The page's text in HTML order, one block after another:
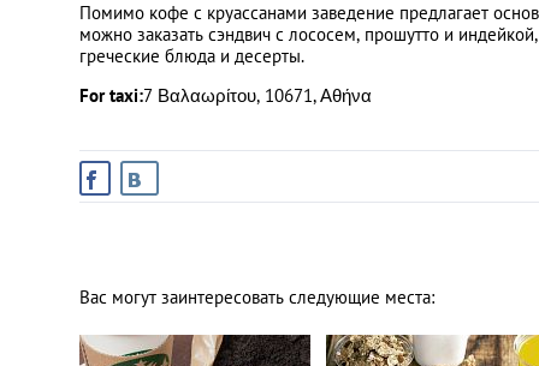
Помимо кофе с круассанами заведение предлагает
можно заказать сэндвич с лососем, прошутто и
греческие блюда и десерты.
For taxi:7 Βαλαωρίτου, 10671, Αθήνα
Вас могут заинтересовать следующие места: